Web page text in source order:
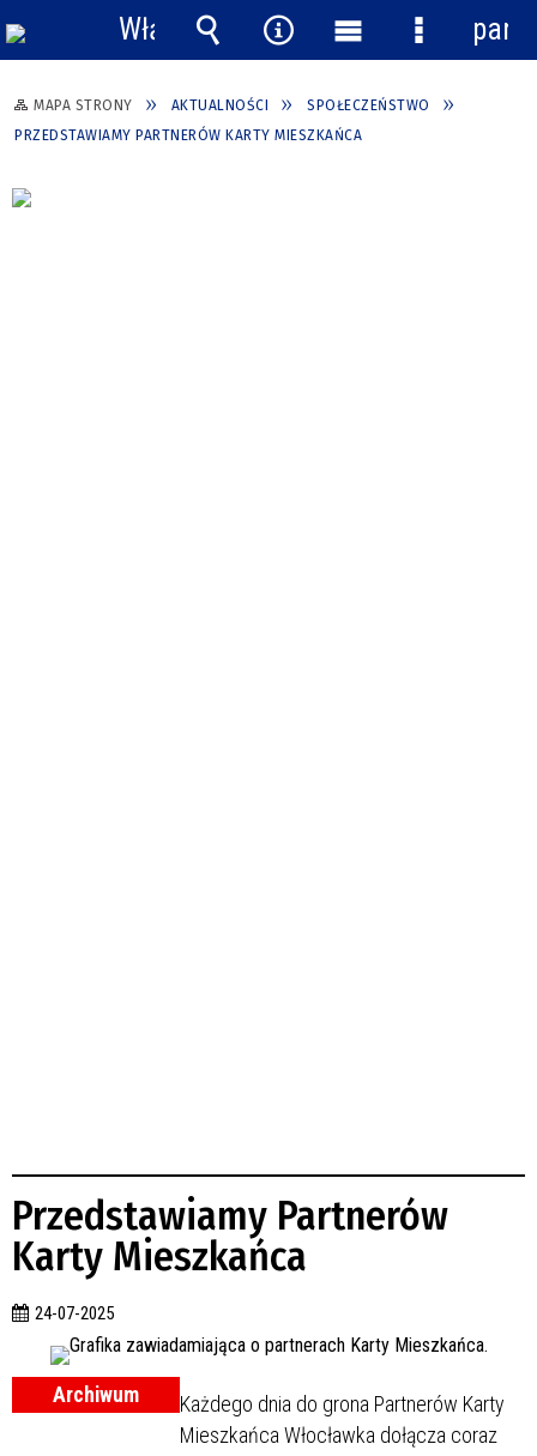
MAPA STRONY AKTUALNOŚCI
SPOŁECZEŃSTWO
PRZEDSTAWIAMY PARTNERÓW KARTY MIESZKAŃCA
Przedstawiamy Partnerów
Karty Mieszkańca
24-07-2025
Archiwum
Każdego dnia do grona Partnerów Karty
Mieszkańca Włocławka dołącza coraz
Włącz
powiadomienia
Wyszukiwarka
Narzędzia
Menu
główne
Menu
panel